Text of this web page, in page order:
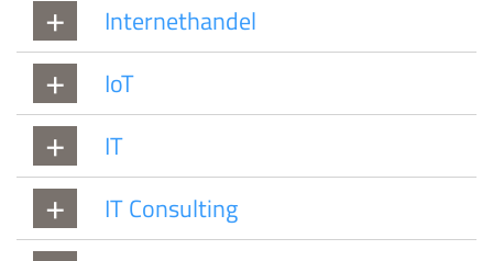
Internethandel
IoT
IT
IT Consulting